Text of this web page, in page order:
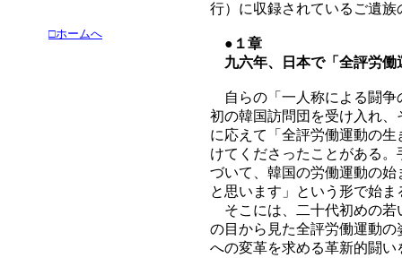
□ホームへ
行）に収録されているご遺
●１章
九六年、日本で「全評労働
自らの「一人称による闘争
初の韓国訪問団を受け入れ
に応えて「全評労働運動の
けてくださったことがある
づいて、韓国の労働運動の
と思います」という形で始
そこには、二十代初めの若
の目から見た全評労働運動
への変革を求める革新的闘